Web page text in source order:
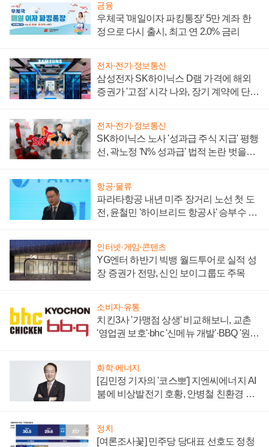
금융
우체국 '매일이자 파킹통장' 5만 계좌 한
정으로 다시 출시, 최고 연 2.0% 금리
전자·전기·정보통신
삼성전자 SK하이닉스 D램 가격에 해외
증권가 '고점' 시각 나와, 장기 계약에 단점
전자·전기·정보통신
SK하이닉스 노사 '성과급 주식 지급' 평행
선, 곽노정 'N% 성과급' 법적 논란 벗을지
항공·물류
파라타항공 내년 미주 장거리 노선 첫 도
전, 윤철민 '하이브리드 항공사' 승부수 통
인터넷·게임·콘텐츠
YG엔터 하반기 빅뱅 월드투어로 실적 성
장 증권가 전망, 신인 보이그룹도 주목
소비자·유통
치킨3사 '가맹점 상생' 비교해보니, 교촌
'영업권 보호'·bhc '신메뉴 개발'·BBQ '원가
화학·에너지
[김민정 기자의 '코스뽀'] 지엔씨에너지 AI
붐에 비상발전기 호황, 안병철 친환경 에
정치
[여론조사꽃] 민주당 당대표 선호도 정청